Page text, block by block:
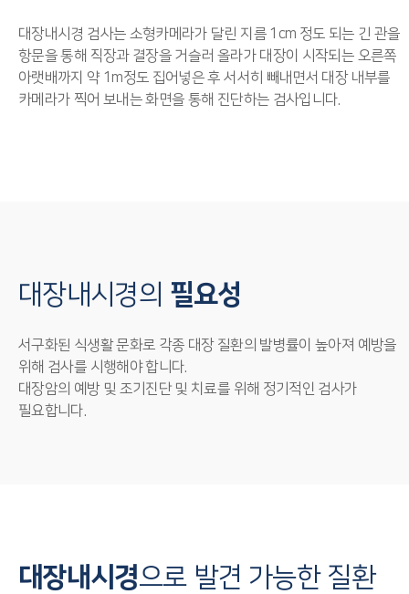
대장내시경 검사는 소형카메라가 달린 지름 1cm 정도 되는 긴 관을
항문을 통해 직장과 결장을 거슬러 올라가 대장이 시작되는 오른쪽
아랫배까지 약 1m정도 집어넣은 후 서서히 빼내면서 대장 내부를
카메라가 찍어 보내는 화면을 통해 진단하는 검사입니다.
대장내시경의 필요성
서구화된 식생활 문화로 각종 대장 질환의 발병률이 높아져 예방을
위해 검사를 시행해야 합니다.
대장암의 예방 및 조기진단 및 치료를 위해 정기적인 검사가
필요합니다.
대장내시경으로 발견 가능한 질환